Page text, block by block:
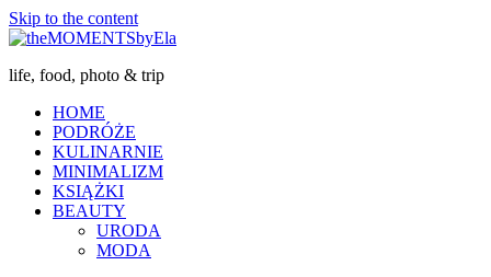
Skip to the content
life, food, photo & trip
HOME
PODRÓŻE
KULINARNIE
MINIMALIZM
KSIĄŻKI
BEAUTY
URODA
MODA